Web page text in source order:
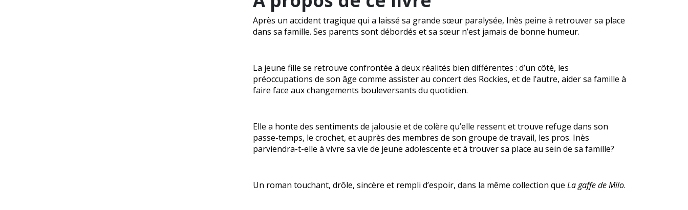
Après un accident tragique qui a laissé sa grande sœur paralysée, Inès peine à retrouver sa place
dans sa famille. Ses parents sont débordés et sa sœur n’est jamais de bonne humeur.
La jeune fille se retrouve confrontée à deux réalités bien différentes : d’un côté, les
préoccupations de son âge comme assister au concert des Rockies, et de l’autre, aider sa famille à
faire face aux changements bouleversants du quotidien.
Elle a honte des sentiments de jalousie et de colère qu’elle ressent et trouve refuge dans son
passe-temps, le crochet, et auprès des membres de son groupe de travail, les pros. Inès
parviendra-t-elle à vivre sa vie de jeune adolescente et à trouver sa place au sein de sa famille?
Un roman touchant, drôle, sincère et rempli d’espoir, dans la même collection que La gaffe de Milo.